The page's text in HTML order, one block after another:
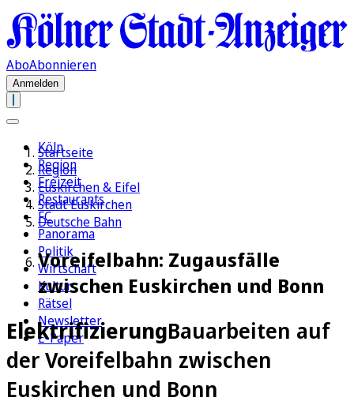
AboAbonnieren
Anmelden
Köln
Region
Freizeit
Restaurants
FC
Panorama
Politik
Wirtschaft
Kultur
Rätsel
Newsletter
E-Paper
Startseite
Region
Euskirchen & Eifel
Stadt Euskirchen
Deutsche Bahn
Voreifelbahn: Zugausfälle
zwischen Euskirchen und Bonn
ElektrifizierungBauarbeiten auf
der Voreifelbahn zwischen
Euskirchen und Bonn